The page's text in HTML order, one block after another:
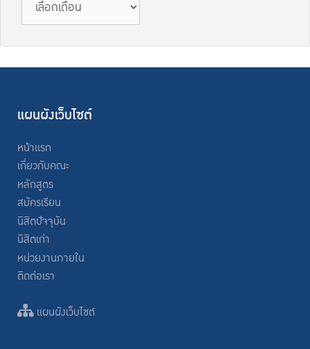
แผนผังเว็บไซต์
หน้าแรก
เกี่ยวกับคณะ
หลักสูตร
สมัครเรียน
นิสิตปัจจุบัน
นิสิตเก่า
หน่วยงานภายใน
ติดต่อเรา
แผนผังเว็บไซต์